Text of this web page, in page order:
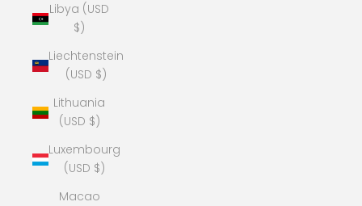
Libya (USD
$)
Liechtenstein
(USD $)
Lithuania
(USD $)
Luxembourg
(USD $)
Macao